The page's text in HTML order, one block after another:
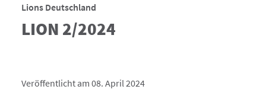
Lions Deutschland
LION 2/2024
Veröffentlicht am 08. April 2024